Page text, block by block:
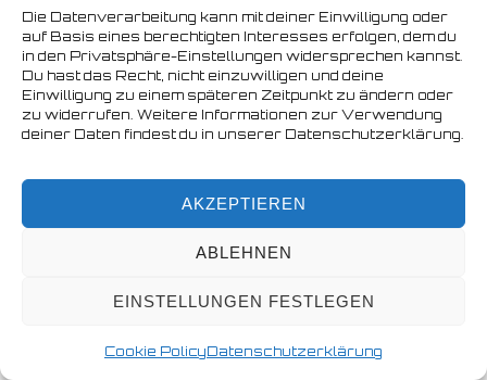
Die Datenverarbeitung kann mit deiner Einwilligung oder
auf Basis eines berechtigten Interesses erfolgen, dem du
in den Privatsphäre-Einstellungen widersprechen kannst.
Du hast das Recht, nicht einzuwilligen und deine
Einwilligung zu einem späteren Zeitpunkt zu ändern oder
zu widerrufen. Weitere Informationen zur Verwendung
deiner Daten findest du in unserer Datenschutzerklärung.
AKZEPTIEREN
ABLEHNEN
EINSTELLUNGEN FESTLEGEN
Cookie PolicyDatenschutzerklärung